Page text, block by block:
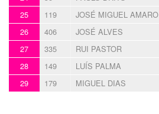
25 119 JOSÉ MIGUEL AMARO
26 406 JOSÉ ALVES
27 335 RUI PASTOR
28 149 LUÍS PALMA
29 179 MIGUEL DIAS